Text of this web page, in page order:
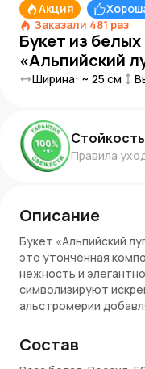
Акция
Заказали 481 раз
Букет из
«Альпийский
Ширина: ~ 25 см
Правила
Описание
Букет «Альпийский
это утончённая
нежность и
символизируют
альстромерии
станет настоящим
Состав